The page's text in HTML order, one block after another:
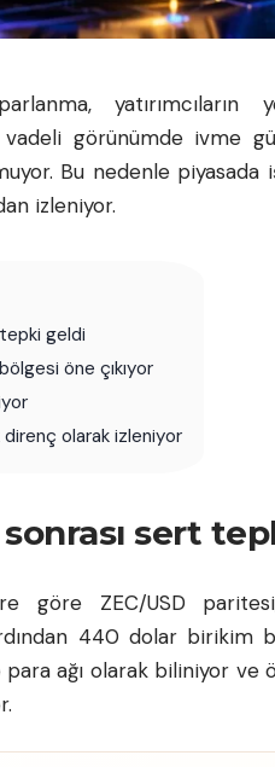
vadeli görünümde ivme
Bu nedenle piyasada
izleniyor.
geldi
öne çıkıyor
olarak izleniyor
sert
göre ZEC/USD
440 dolar
ağı olarak biliniyor